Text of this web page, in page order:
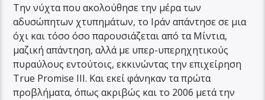
Την νύχτα που ακολούθησε την μέρα των
αδυσώπητων χτυπημάτων, το Ιράν απάντησε σε μια
όχι και τόσο όσο παρουσιάζεται από τα Μίντια,
μαζική απάντηση, αλλά με υπερ-υπερηχητικούς
πυραύλους εντούτοις, εκκινώντας την επιχείρηση
True Promise III. Και εκεί φάνηκαν τα πρώτα
προβλήματα, όπως ακριβώς και το 2006 μετά την